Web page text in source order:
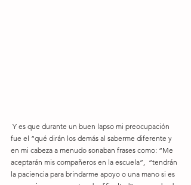
fue el “qué dirán los demás al saberme diferente y
en mi cabeza a menudo sonaban frases como: “Me
aceptarán mis compañeros en la escuela”,  “tendrán
la paciencia para brindarme apoyo o una mano si es